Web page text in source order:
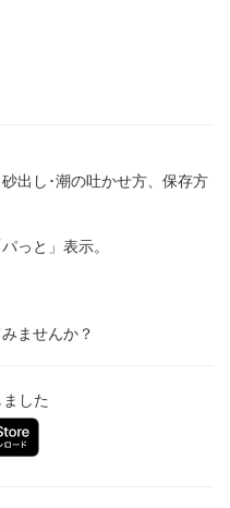
出し･潮の吐かせ方、保存方
っと」表示。
ませんか？
した